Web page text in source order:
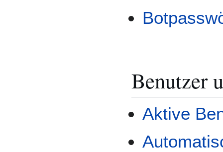
Benutzer
Aktive